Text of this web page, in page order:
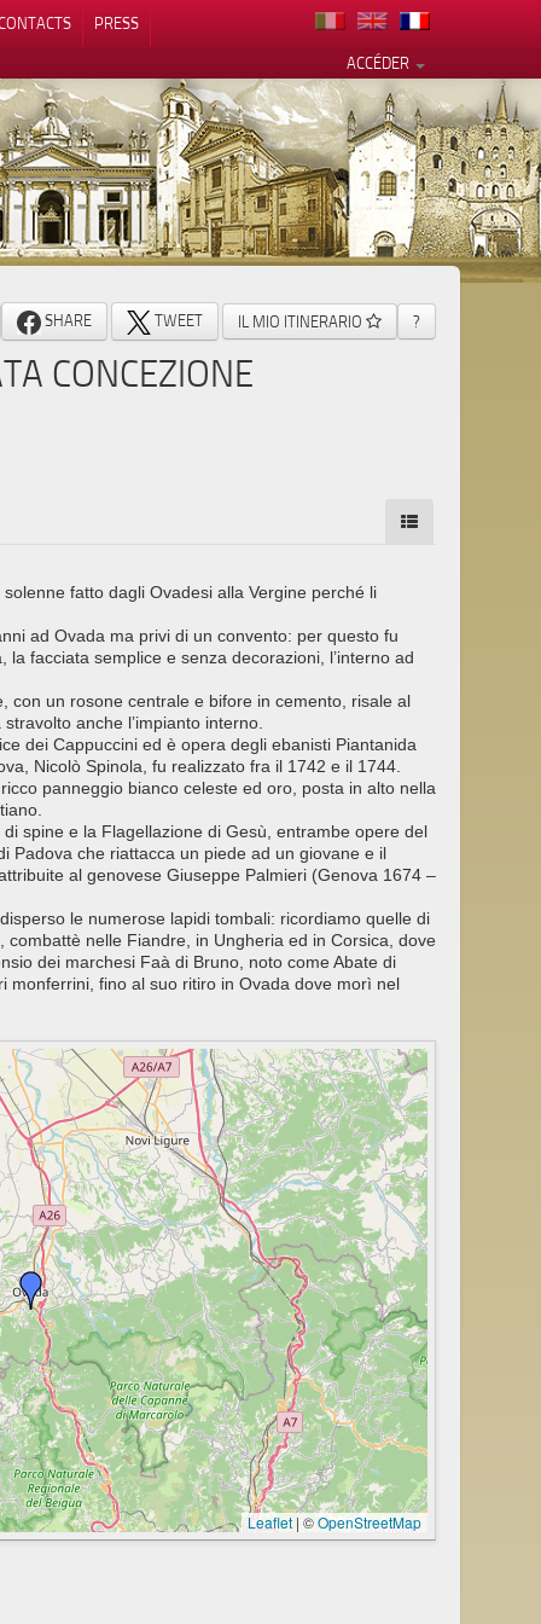
PRESS
ACCÉDER
SHARE TWEET IL MIO ITINERARIO ?
CONCEZIONE
fatto dagli Ovadesi alla Vergine perché li
ad Ovada ma privi di un convento: per questo fu
facciata semplice e senza decorazioni, l’interno ad
con un rosone centrale e bifore in cemento, risale al
anche l’impianto interno.
dei Cappuccini ed è opera degli ebanisti Piantanida
Nicolò Spinola, fu realizzato fra il 1742 e il 1744.
panneggio bianco celeste ed oro, posta in alto nella
spine e la Flagellazione di Gesù, entrambe opere del
Padova che riattacca un piede ad un giovane e il
al genovese Giuseppe Palmieri (Genova 1674 –
le numerose lapidi tombali: ricordiamo quelle di
combattè nelle Fiandre, in Ungheria ed in Corsica, dove
dei marchesi Faà di Bruno, noto come Abate di
fino al suo ritiro in Ovada dove morì nel
Leaflet | ©OpenStreetMap